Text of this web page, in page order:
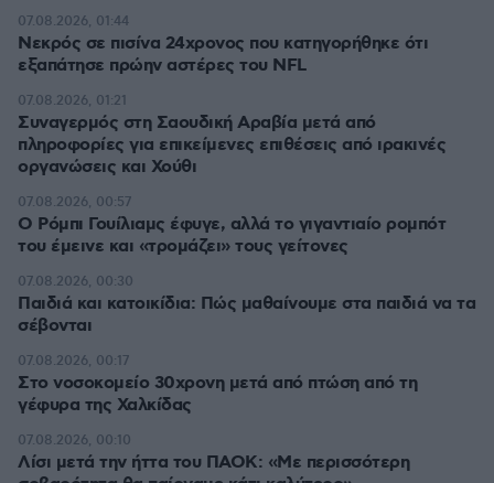
Νεκρός σε πισίνα 24χρονος που κατηγορήθηκε ότι
εξαπάτησε πρώην αστέρες του NFL
07.08.2026, 01:44
Συναγερμός στη Σαουδική Αραβία μετά από
πληροφορίες για επικείμενες επιθέσεις από ιρακινές
οργανώσεις και Χούθι
07.08.2026, 01:21
Ο Ρόμπι Γουίλιαμς έφυγε, αλλά το γιγαντιαίο ρομπότ
του έμεινε και «τρομάζει» τους γείτονες
07.08.2026, 00:57
Παιδιά και κατοικίδια: Πώς μαθαίνουμε στα παιδιά να τα
σέβονται
07.08.2026, 00:30
Στο νοσοκομείο 30χρονη μετά από πτώση από τη
γέφυρα της Χαλκίδας
07.08.2026, 00:17
Λίσι μετά την ήττα του ΠΑΟΚ: «Με περισσότερη
07.08.2026, 00:10